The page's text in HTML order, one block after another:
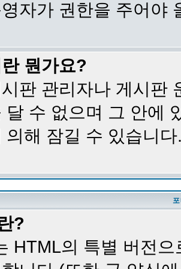
자가 권한을 주어야
뭔가요?
판 관리자나 게시판
달 수 없으며 그 안에
의해 잠길 수 있습니다
?
HTML의 특별 버전